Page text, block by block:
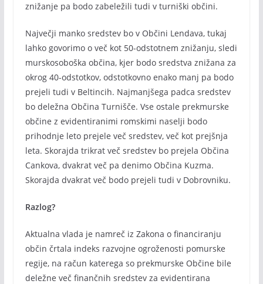
znižanje pa bodo zabeležili tudi v turniški občini.
Največji manko sredstev bo v Občini Lendava, tukaj
lahko govorimo o več kot 50-odstotnem znižanju, sledi
murskosoboška občina, kjer bodo sredstva znižana za
okrog 40-odstotkov, odstotkovno enako manj pa bodo
prejeli tudi v Beltincih. Najmanjšega padca sredstev
bo deležna Občina Turnišče. Vse ostale prekmurske
občine z evidentiranimi romskimi naselji bodo
prihodnje leto prejele več sredstev, več kot prejšnja
leta. Skorajda trikrat več sredstev bo prejela Občina
Cankova, dvakrat več pa denimo Občina Kuzma.
Skorajda dvakrat več bodo prejeli tudi v Dobrovniku.
Razlog?
Aktualna vlada je namreč iz Zakona o financiranju
občin črtala indeks razvojne ogroženosti pomurske
regije, na račun katerega so prekmurske Občine bile
deležne več finančnih sredstev za evidentirana